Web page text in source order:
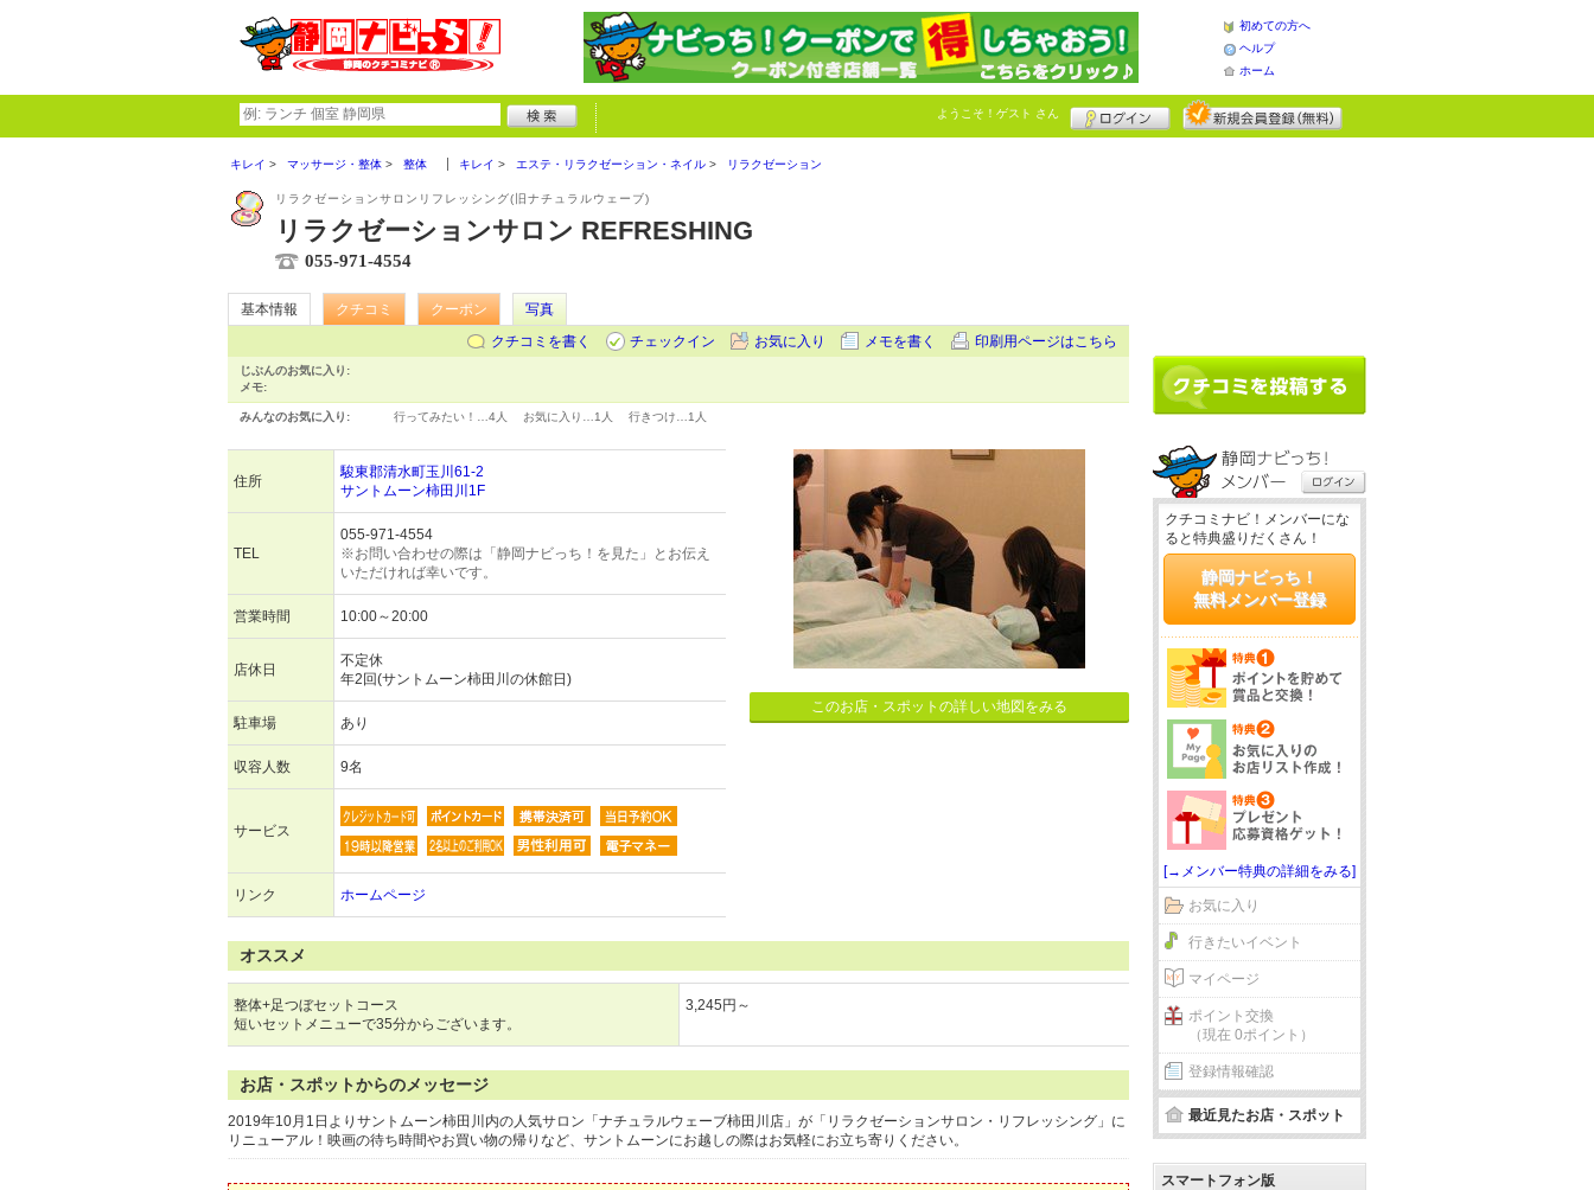
初めての方へ
ヘルプ
ホーム
ようこそ！ ゲスト さん
キレイ マッサージ・整体 整体 キレイ エステ・リラクゼーション・ネイル リラクゼーション
リラクゼーションサロンリフレッシング(旧ナチュラルウェーブ)
リラクゼーションサロン REFRESHING
055-971-4554
基本情報 クチコミ クーポン
写真
クチコミを書く
チェックイン お気に入り メモを書く 印刷用ページはこちら
じぶんのお気に入り:
メモ:
みんなのお気に入り: 行ってみたい！… 4人 お気に入り… 1人 行きつけ… 1人
住所
駿東郡清水町玉川61-2
サントムーン柿田川1F
TEL
055-971-4554
※お問い合わせの際は「静岡ナビっち！を見た」とお伝え
いただければ幸いです。
営業時間 10:00～20:00
店休日
不定休
年2回(サントムーン柿田川の休館日)
駐車場 あり
収容人数 9名
サービス
リンク ホームページ
このお店・スポットの詳しい地図をみる
オススメ
整体+足つぼセットコース
短いセットメニューで35分からございます。
3,245円～
お店・スポットからのメッセージ
2019年10月1日よりサントムーン柿田川内の人気サロン「ナチュラルウェーブ柿田川店」が「リラクゼーションサロン・リフレッシング」に
リニューアル！映画の待ち時間やお買い物の帰りなど、サントムーンにお越しの際はお気軽にお立ち寄りください。
クチコミナビ！メンバーにな
ると特典盛りだくさん！
静岡ナビっち！
無料メンバー登録
[→メンバー特典の詳細をみる]
お気に入り
行きたいイベント
マイページ
ポイント交換
（現在 0ポイント）
登録情報確認
最近見たお店・スポット
スマートフォン版